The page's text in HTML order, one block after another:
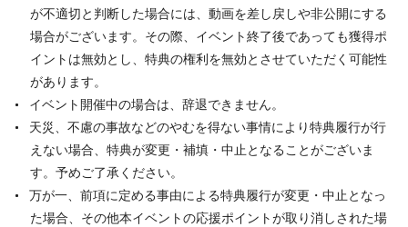
が不適切と判断した場合には、動画を差し戻しや非公開にする
場合がございます。その際、イベント終了後であっても獲得ポ
イントは無効とし、特典の権利を無効とさせていただく可能性
があります。
イベント開催中の場合は、辞退できません。
天災、不慮の事故などのやむを得ない事情により特典履行が行
えない場合、特典が変更・補填・中止となることがございま
す。予めご了承ください。
万が一、前項に定める事由による特典履行が変更・中止となっ
た場合、その他本イベントの応援ポイントが取り消しされた場